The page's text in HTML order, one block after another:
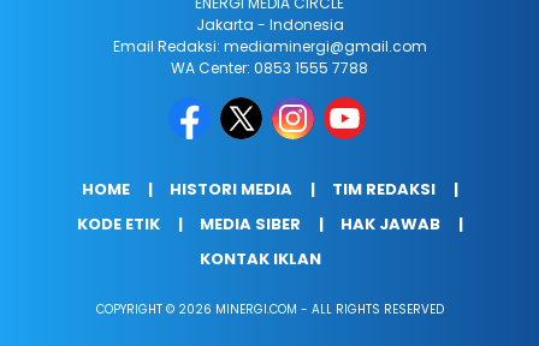
Jakarta - Indonesia
Email Redaksi: mediaminergi@gmail.com
WA Center: 0853 1555 7788
HOME HISTORI MEDIA
TIM REDAKSI
KODE ETIK
MEDIA SIBER
HAK JAWAB
KONTAK IKLAN
COPYRIGHT © 2026 MINERGI.COM - ALL RIGHTS RESERVED